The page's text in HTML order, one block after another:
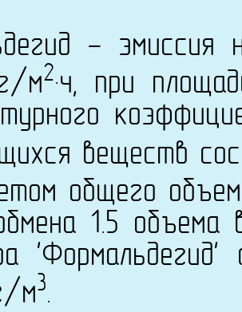
- эмиссия
м2·ч, при
веществ
общего
1.5
м3.